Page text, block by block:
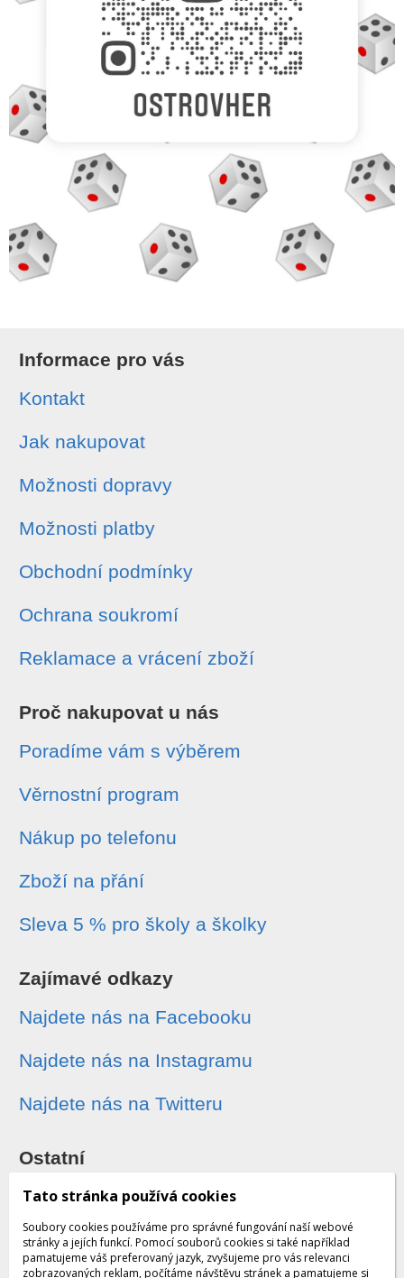
Informace pro vás
Kontakt
Jak nakupovat
Možnosti dopravy
Možnosti platby
Obchodní podmínky
Ochrana soukromí
Reklamace a vrácení zboží
Proč nakupovat u nás
Poradíme vám s výběrem
Věrnostní program
Nákup po telefonu
Zboží na přání
Sleva 5 % pro školy a školky
Zajímavé odkazy
Najdete nás na Facebooku
Najdete nás na Instagramu
Najdete nás na Twitteru
Ostatní
Sledování zásilek
Dárkové poukazy
Tato stránka používá cookies
Soubory cookies používáme pro správné fungování naší webové
stránky a jejích funkcí. Pomocí souborů cookies si také například
pamatujeme váš preferovaný jazyk, zvyšujeme pro vás relevanci
zobrazovaných reklam, počítáme návštěvu stránek a pamatujeme si